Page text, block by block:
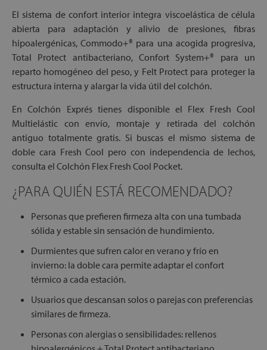
El sistema de confort interior integra viscoelástica de célula
abierta para adaptación y alivio de presiones, fibras
hipoalergénicas, Commodo+® para una acogida progresiva,
Total Protect antibacteriano, Confort System+® para un
reparto homogéneo del peso, y Felt Protect para proteger la
estructura interna y alargar la vida útil del colchón.
En Colchón Exprés tienes disponible el Flex Fresh Cool
Multielástic con envío, montaje y retirada del colchón
antiguo totalmente gratis. Si buscas el mismo sistema de
doble cara Fresh Cool pero con independencia de lechos,
consulta el Colchón Flex Fresh Cool Pocket.
¿PARA QUIÉN ESTÁ RECOMENDADO?
Personas que prefieren firmeza alta con una tumbada
sólida y estable sin sensación de hundimiento.
Durmientes que sufren calor en verano y frío en
invierno: la doble cara permite adaptar el confort
térmico a cada estación.
Usuarios que descansan solos o parejas con preferencias
similares de firmeza.
Personas con alergias o sensibilidades: rellenos